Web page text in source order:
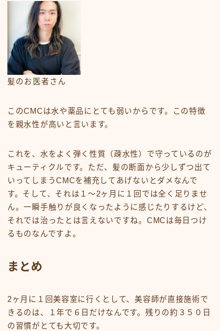
髪のお医者さん
このCMCは水や薬品にとても弱いからです。この特徴
を親水性が高いと言います。
これを、水をよく弾く性質（疎水性）で守っているのが
キューティクルです。ただ、髪の断面から少しずつ出て
いってしまうCMCを補充してあげないとダメなんで
す。そして、それは１〜2ヶ月に１回では全く足りませ
ん。一瞬手触りが良くなったように感じたりするけど、
それでは治ったとは言えないですね。CMCは毎日つけ
るものなんですよ。
まとめ
2ヶ月に１回美容室に行くとして、美容師が直接施術で
きるのは、１年で６日だけなんです。残りの約３５０日
の習慣がとても大切です。